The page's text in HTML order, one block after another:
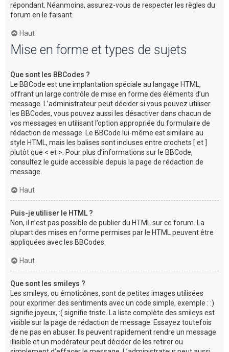
répondant. Néanmoins, assurez-vous de respecter les règles du
forum en le faisant.
Haut
Mise en forme et types de sujets
Que sont les BBCodes ?
Le BBCode est une implantation spéciale au langage HTML,
offrant un large contrôle de mise en forme des éléments d’un
message. L’administrateur peut décider si vous pouvez utiliser
les BBCodes, vous pouvez aussi les désactiver dans chacun de
vos messages en utilisant l’option appropriée du formulaire de
rédaction de message. Le BBCode lui-même est similaire au
style HTML, mais les balises sont incluses entre crochets [ et ]
plutôt que < et >. Pour plus d’informations sur le BBCode,
consultez le guide accessible depuis la page de rédaction de
message.
Haut
Puis-je utiliser le HTML ?
Non, il n’est pas possible de publier du HTML sur ce forum. La
plupart des mises en forme permises par le HTML peuvent être
appliquées avec les BBCodes.
Haut
Que sont les smileys ?
Les smileys, ou émoticônes, sont de petites images utilisées
pour exprimer des sentiments avec un code simple, exemple : :)
signifie joyeux, :( signifie triste. La liste complète des smileys est
visible sur la page de rédaction de message. Essayez toutefois
de ne pas en abuser. Ils peuvent rapidement rendre un message
illisible et un modérateur peut décider de les retirer ou